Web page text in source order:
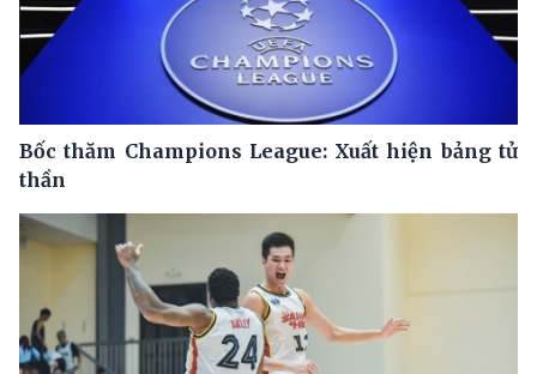
Bốc thăm Champions League: Xuất hiện bảng tử
thần